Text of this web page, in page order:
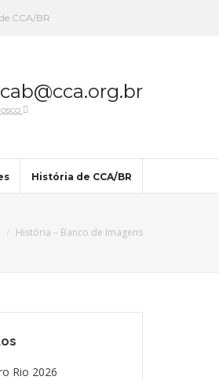
CCA/BR
História de CCA/BR
História – Banco de Imagens
Rio 2026